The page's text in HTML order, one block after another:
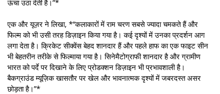
ऊंचा उठा देती है।”*
एक और यूज़र ने लिखा, *“कलाकारों में राम चरण सबसे ज्यादा चमकते हैं और
फिल्म को भी उसी तरह डिज़ाइन किया गया है। कई दृश्यों में उनका प्रदर्शन आग
लगा देता है। क्रिकेट सीक्वेंस बेहद शानदार हैं और पहले हाफ का एक फाइट सीन
भी बेहतरीन तरीके से फिल्माया गया है। सिनेमैटोग्राफी शानदार है और ग्रामीण
भारत को पर्दे पर दिखाने के लिए प्रोडक्शन डिज़ाइन भी प्रभावशाली है।
बैकग्राउंड म्यूज़िक खासतौर पर खेल और भावनात्मक दृश्यों में जबरदस्त असर
छोड़ता है।”*